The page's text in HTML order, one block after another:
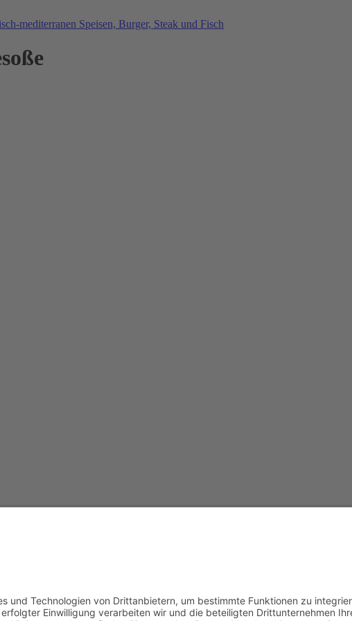
mediterranen Speisen, Burger, Steak und Fisch